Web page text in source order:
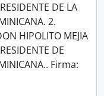
DE LA
2.
HIPOLITO MEJIA
DE
Firma: